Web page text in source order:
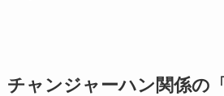
チャンジャーハン関係の